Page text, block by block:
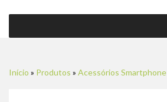
Início » Produtos » Acessórios Smartphone